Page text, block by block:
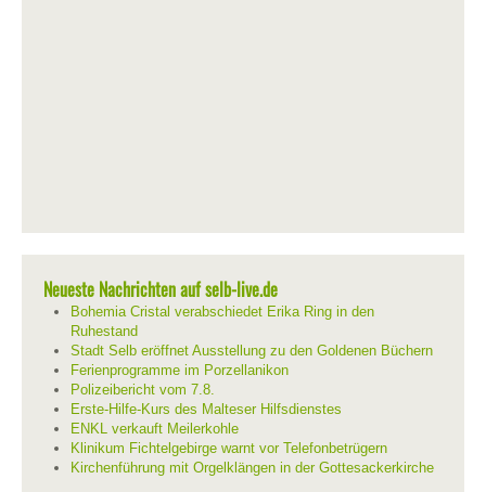
Neueste Nachrichten auf selb-live.de
Bohemia Cristal verabschiedet Erika Ring in den
Ruhestand
Stadt Selb eröffnet Ausstellung zu den Goldenen Büchern
Ferienprogramme im Porzellanikon
Polizeibericht vom 7.8.
Erste-Hilfe-Kurs des Malteser Hilfsdienstes
ENKL verkauft Meilerkohle
Klinikum Fichtelgebirge warnt vor Telefonbetrügern
Kirchenführung mit Orgelklängen in der Gottesackerkirche